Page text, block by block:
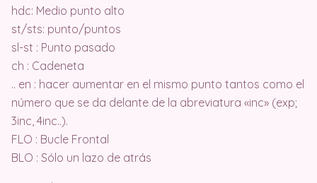
hdc: Medio punto alto
st/sts: punto/puntos
sl-st : Punto pasado
ch : Cadeneta
.. en : hacer aumentar en el mismo punto tantos como el
número que se da delante de la abreviatura «inc» (exp;
3inc, 4inc..).
FLO : Bucle Frontal
BLO : Sólo un lazo de atrás